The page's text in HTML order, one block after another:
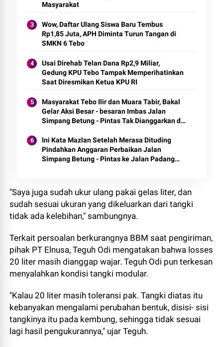
Masyarakat
Wow, Daftar Ulang Siswa Baru Tembus
Rp1,85 Juta, APH Diminta Turun Tangan di
SMKN 6 Tebo
Usai Direhab Telan Dana Rp2,9 Miliar,
Gedung KPU Tebo Tampak Memperihatinkan
Saat Diresmikan Ketua KPU RI
Masyarakat Tebo Ilir dan Muara Tabir, Bakal
Gelar Aksi Besar - besaran Imbas Jalan
Simpang Betung - Pintas Tak Dianggarkan di
Ini Kata Mazlan Setelah Merasa Dituding
Pindahkan Anggaran Perbaikan Jalan
Simpang Betung - Pintas ke Jalan Padang
"Saya juga sudah ukur ulang pakai gelas liter, dan
sudah sesuai ukuran yang dikeluarkan dari tangki
tidak ada kelebihan," sambungnya.
Terkait persoalan berkurangnya BBM saat pengiriman,
pihak PT Elnusa, Teguh Odi mengatakan bahwa losses
20 liter masih dianggap wajar. Teguh Odi pun terkesan
menyalahkan kondisi tangki modular.
"Kalau 20 liter masih toleransi pak. Tangki diatas itu
kebanyakan mengalami perubahan bentuk, disisi- sisi
tangkinya itu pada kembung, sehingga tidak sesuai
lagi hasil pengukurannya," ujar Teguh.